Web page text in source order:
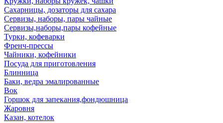
Сахарницы, дозаторы для сахара
Сервизы, наборы, пары чайные
Сервизы,наборы,пары кофейные
Турки, кофеварки
Френч-прессы
Чайники, кофейники
Посуда для приготовления
Блинница
Баки, ведра эмалированные
Вок
Горшок для запекания,фондюшница
Жаровня
Казан, котелок